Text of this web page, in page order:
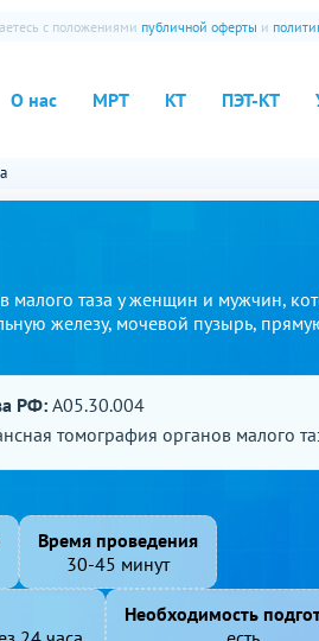
О нас МРТ КТ ПЭТ-КТ
с положениями публичной оферты и
малого таза у женщин и мужчин,
железу, мочевой пузырь,
РФ: A05.30.004
томография органов малого
Время проведения
30-45 минут
Необходимость